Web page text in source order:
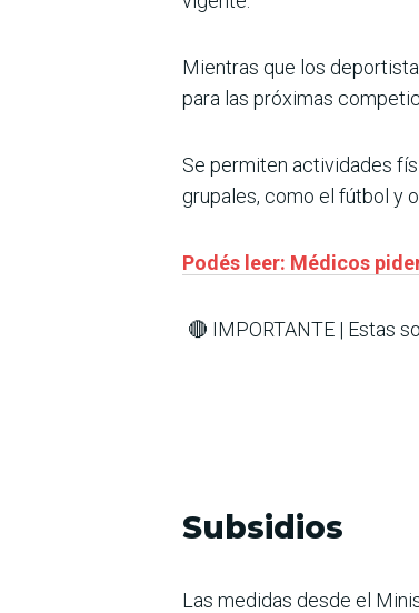
Mientras que los
para las próximas
Se permiten actividades
grupales, como el fútbol y
Podés leer: Médicos
🔴 IMPORTANTE | Estas
Subsidios
Las medidas desde el